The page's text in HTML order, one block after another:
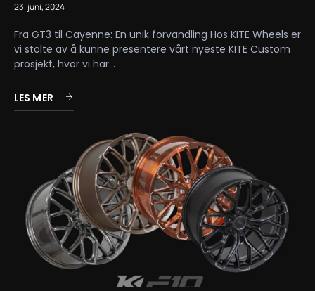
23. juni, 2024
Fra GT3 til Cayenne: En unik forvandling Hos KITE Wheels er
vi stolte av å kunne presentere vårt nyeste KITE Custom
prosjekt, hvor vi har...
LES MER